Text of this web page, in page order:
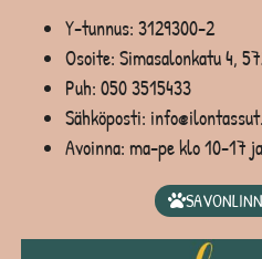
Y-tunnus: 3129300-2
Osoite: Simasalonkatu 4,
Puh: 050 3515433
Sähköposti:
Avoinna: ma-pe klo 10-17